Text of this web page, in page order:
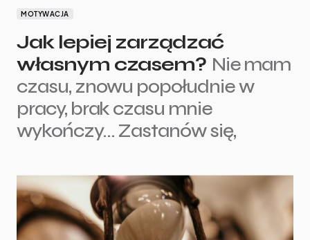
MOTYWACJA
Jak lepiej zarządzać
własnym czasem? Nie mam
czasu, znowu popołudnie w
pracy, brak czasu mnie
wykończy… Zastanów się,